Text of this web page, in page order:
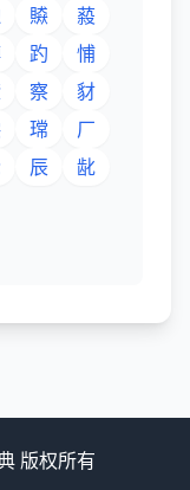
贆
蔱
趵
悑
察
豺
瑺
厂
辰
龀
版权所有